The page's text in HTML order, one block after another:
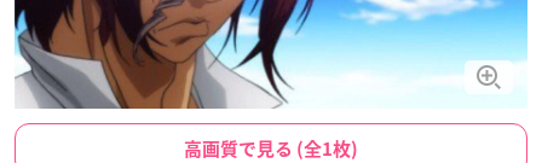
高画質で見る (全1枚)